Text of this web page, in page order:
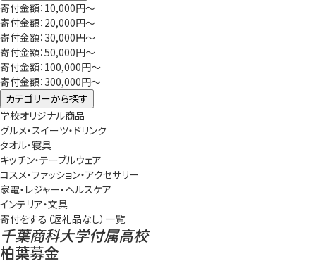
寄付金額：10,000円～
寄付金額：20,000円～
寄付金額：30,000円～
寄付金額：50,000円～
寄付金額：100,000円～
寄付金額：300,000円～
カテゴリーから探す
学校オリジナル商品
グルメ・スイーツ・ドリンク
タオル・寝具
キッチン・テーブルウェア
コスメ・ファッション・アクセサリー
家電・レジャー・ヘルスケア
インテリア・文具
寄付をする（返礼品なし）一覧
千葉商科大学付属高校
柏葉募金